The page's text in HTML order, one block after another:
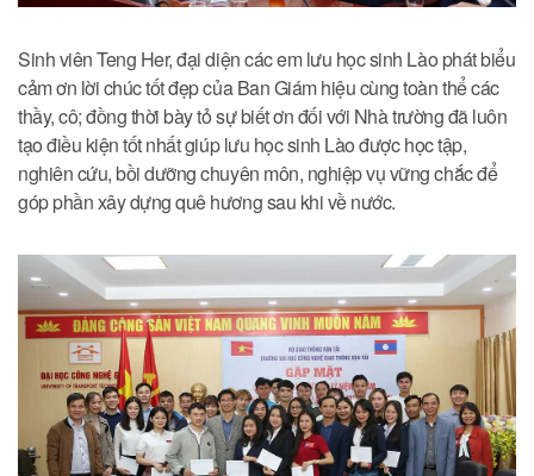
Sinh viên Teng Her, đại diện các em lưu học sinh Lào phát biểu
cảm ơn lời chúc tốt đẹp của Ban Giám hiệu cùng toàn thể các
thầy, cô; đồng thời bày tỏ sự biết ơn đối với Nhà trường đã luôn
tạo điều kiện tốt nhất giúp lưu học sinh Lào được học tập,
nghiên cứu, bồi dưỡng chuyên môn, nghiệp vụ vững chắc để
góp phần xây dựng quê hương sau khi về nước.